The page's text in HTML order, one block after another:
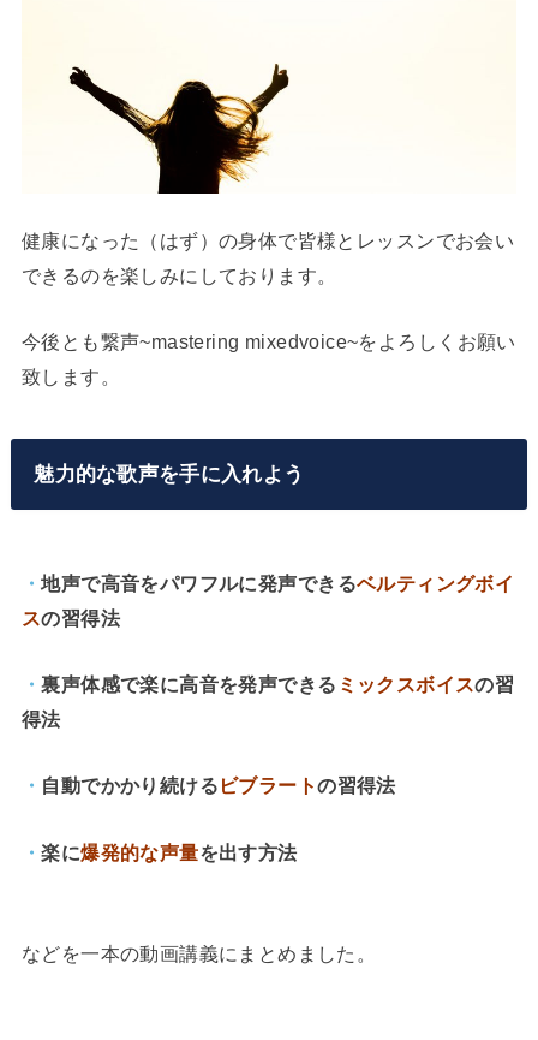
健康になった（はず）の身体で皆様とレッスンでお会い
できるのを楽しみにしております。
今後とも繋声~mastering mixedvoice~をよろしくお願い
致します。
魅力的な歌声を手に入れよう
・地声で高音をパワフルに発声できるベルティングボイ
スの習得法
・裏声体感で楽に高音を発声できる ミックスボイスの習
得法
・ 自動でかかり続ける ビブラートの習得法
・楽に爆発的な声量を出す方法
などを一本の動画講義にまとめました。